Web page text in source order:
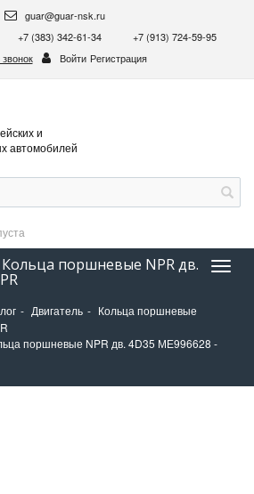
guar@guar-nsk.ru
+7 (383) 342-61-34
+7 (913) 724-59-95
Войти Регистрация
и
автомобилей
Кольца поршневые NPR дв.
Двигатель
Кольца поршневые
поршневые NPR дв. 4D35 МЕ996628 -